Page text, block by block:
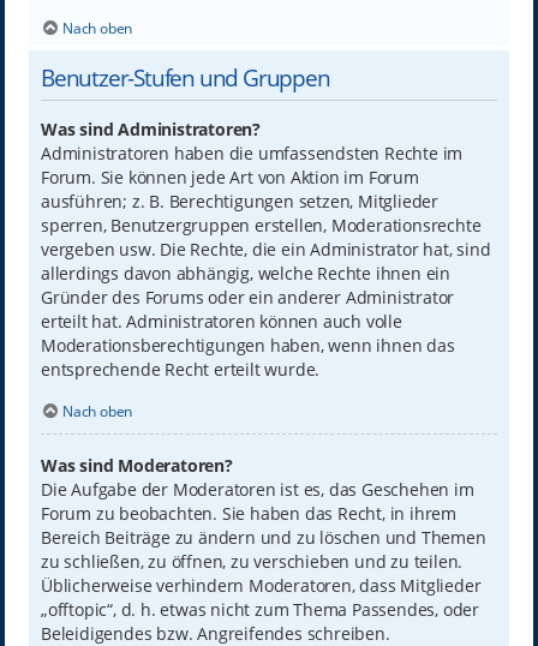
Nach oben
Benutzer-Stufen und Gruppen
Was sind Administratoren?
Administratoren haben die umfassendsten Rechte im
Forum. Sie können jede Art von Aktion im Forum
ausführen; z. B. Berechtigungen setzen, Mitglieder
sperren, Benutzergruppen erstellen, Moderationsrechte
vergeben usw. Die Rechte, die ein Administrator hat, sind
allerdings davon abhängig, welche Rechte ihnen ein
Gründer des Forums oder ein anderer Administrator
erteilt hat. Administratoren können auch volle
Moderationsberechtigungen haben, wenn ihnen das
entsprechende Recht erteilt wurde.
Nach oben
Was sind Moderatoren?
Die Aufgabe der Moderatoren ist es, das Geschehen im
Forum zu beobachten. Sie haben das Recht, in ihrem
Bereich Beiträge zu ändern und zu löschen und Themen
zu schließen, zu öffnen, zu verschieben und zu teilen.
Üblicherweise verhindern Moderatoren, dass Mitglieder
„offtopic“, d. h. etwas nicht zum Thema Passendes, oder
Beleidigendes bzw. Angreifendes schreiben.